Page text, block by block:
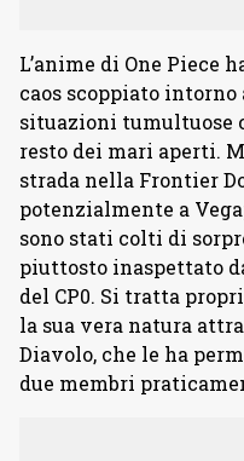
L’anime di One Piece
caos scoppiato intorno
situazioni tumultuose
resto dei mari aperti.
strada nella Frontier
potenzialmente a
sono stati colti di
piuttosto inaspettato
del CP0. Si tratta
la sua vera natura
Diavolo, che le ha
due membri